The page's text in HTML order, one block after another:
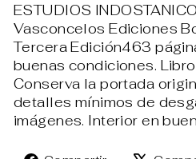
ESTUDIOS
Vasconcelos Ediciones
Tercera Edición463
buenas condiciones.
Conserva la portada
detalles mínimos de
imágenes. Interior en